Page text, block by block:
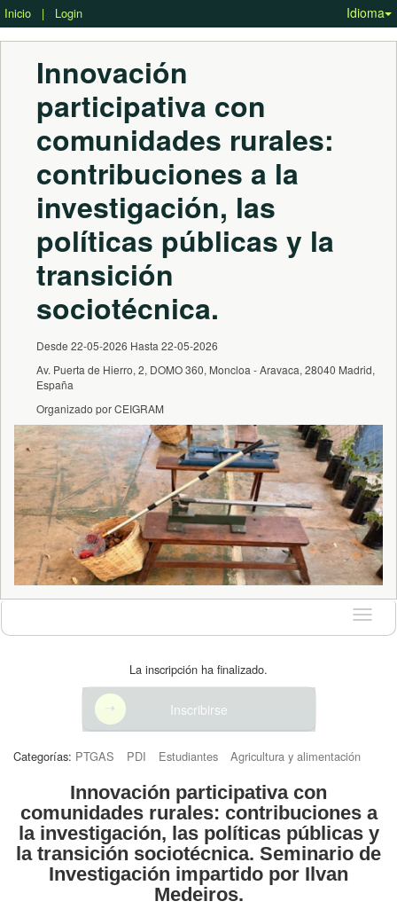
Inicio | Login Idioma
Innovación
participativa con
comunidades rurales:
contribuciones a la
investigación, las
políticas públicas y la
transición
sociotécnica.
Desde 22-05-2026 Hasta 22-05-2026
Av. Puerta de Hierro, 2, DOMO 360, Moncloa - Aravaca, 28040 Madrid,
España
Organizado por CEIGRAM
Idioma
La inscripción ha finalizado.
Inscribirse
Categorías: PTGAS PDI Estudiantes Agricultura y alimentación
Innovación participativa con
comunidades rurales: contribuciones a
la investigación, las políticas públicas y
la transición sociotécnica. Seminario de
Investigación impartido por Ilvan
Medeiros.